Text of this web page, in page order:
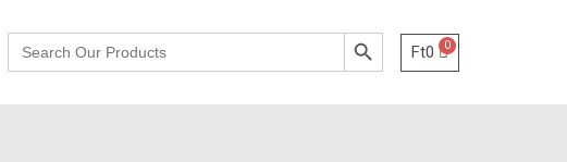
Search
for:
Search Button
Ft0